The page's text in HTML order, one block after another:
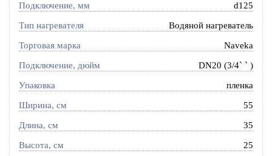
Подключение, мм d125
Тип нагревателя Водяной нагреватель
Торговая марка Naveka
Подключение, дюйм DN20 (3/4` ` )
Упаковка пленка
Ширина, см 55
Длина, см 35
Высота, см 25